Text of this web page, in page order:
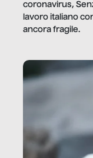
coronavirus,
lavoro italiano
ancora fragile.